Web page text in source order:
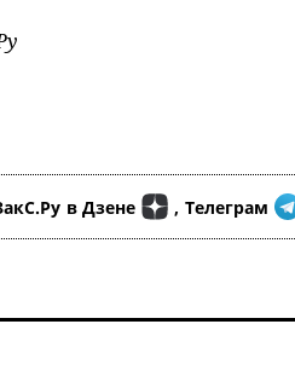
в Дзене , Телеграм